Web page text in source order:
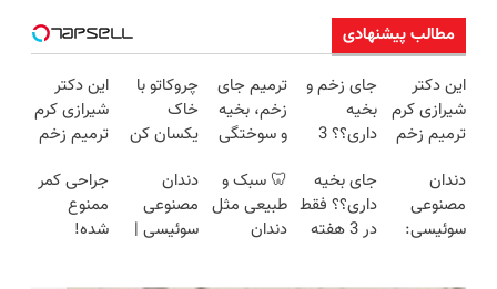
مطالب پیشنهادی
این دکتر
شیرازی کرم
ترمیم زخم
ساخت!!!
جای زخم و
بخیه
داری؟؟ 3
محوش کن!
ترمیم جای
زخم، بخیه
و سوختگی
هفته!!😍
چروکاتو با
خاک
یکسان کن
خانگی+آسان+به
صرفه)
این دکتر
شیرازی کرم
ترمیم زخم
ساخت!!!
دندان
مصنوعی
سوئیسی:
جای بخیه
داری؟؟ فقط
در 3 هفته
🦷 سبک و
طبیعی مثل
دندان
دندان
مصنوعی
سوئیسی |
جراحی کمر
ممنوع
شده!